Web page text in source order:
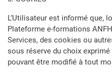
L’Utilisateur est informé que,
Plateforme e-formations
Services, des cookies ou
sous réserve du choix
pouvant être modifié à tout